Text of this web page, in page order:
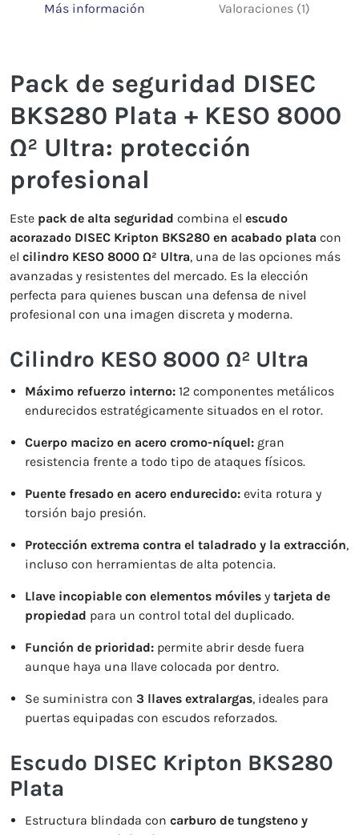
Más información Valoraciones (1)
Pack de seguridad DISEC
BKS280 Plata + KESO 8000
Ω² Ultra: protección
profesional
Este pack de alta seguridad combina el escudo
acorazado DISEC Kripton BKS280 en acabado plata con
el cilindro KESO 8000 Ω² Ultra, una de las opciones más
avanzadas y resistentes del mercado. Es la elección
perfecta para quienes buscan una defensa de nivel
profesional con una imagen discreta y moderna.
Cilindro KESO 8000 Ω² Ultra
Máximo refuerzo interno: 12 componentes metálicos
endurecidos estratégicamente situados en el rotor.
Cuerpo macizo en acero cromo-níquel: gran
resistencia frente a todo tipo de ataques físicos.
Puente fresado en acero endurecido: evita rotura y
torsión bajo presión.
Protección extrema contra el taladrado y la extracción,
incluso con herramientas de alta potencia.
Llave incopiable con elementos móviles ytarjeta de
propiedad para un control total del duplicado.
Función de prioridad: permite abrir desde fuera
aunque haya una llave colocada por dentro.
Se suministra con3 llaves extralargas, ideales para
puertas equipadas con escudos reforzados.
Escudo DISEC Kripton BKS280
Plata
Estructura blindada concarburo de tungsteno y